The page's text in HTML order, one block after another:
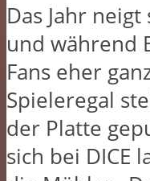
Das Jahr
und während
Fans eher
Spieleregal
der Platte
sich bei DICE